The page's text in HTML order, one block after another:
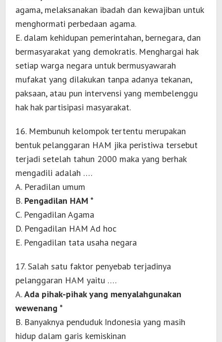
agama, melaksanakan ibadah dan kewajiban untuk
menghormati perbedaan agama.
E. dalam kehidupan pemerintahan, bernegara, dan
bermasyarakat yang demokratis. Menghargai hak
setiap warga negara untuk bermusyawarah
mufakat yang dilakukan tanpa adanya tekanan,
paksaan, atau pun intervensi yang membelenggu
hak hak partisipasi masyarakat.
16. Membunuh kelompok tertentu merupakan
bentuk pelanggaran HAM jika peristiwa tersebut
terjadi setelah tahun 2000 maka yang berhak
mengadili adalah ….
A. Peradilan umum
B. Pengadilan HAM *
C. Pengadilan Agama
D. Pengadilan HAM Ad hoc
E. Pengadilan tata usaha negara
17. Salah satu faktor penyebab terjadinya
pelanggaran HAM yaitu ….
A.Ada pihak-pihak yang menyalahgunakan
wewenang *
B. Banyaknya penduduk Indonesia yang masih
hidup dalam garis kemiskinan